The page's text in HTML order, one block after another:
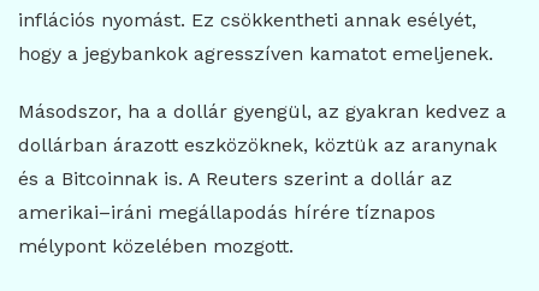
inflációs nyomást. Ez csökkentheti annak esélyét,
hogy a jegybankok agresszíven kamatot emeljenek.
Másodszor, ha a dollár gyengül, az gyakran kedvez a
dollárban árazott eszközöknek, köztük az aranynak
és a Bitcoinnak is. A Reuters szerint a dollár az
amerikai–iráni megállapodás hírére tíznapos
mélypont közelében mozgott.